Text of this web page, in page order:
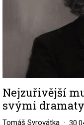
Nejzuřivější
svými
Tomáš Syrovátka